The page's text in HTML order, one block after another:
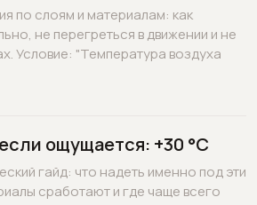
по слоям и материалам: как
не перегреться в движении и не
Условие: "Температура воздуха
ощущается: +30 °C
гайд: что надеть именно под эти
сработают и где чаще всего